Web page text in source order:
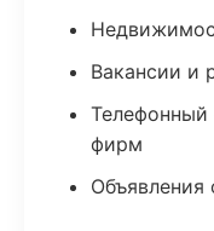
Вакансии и
Телефонный
фирм
Объявления